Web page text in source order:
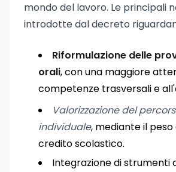
mondo del lavoro. Le principali
introdotte dal decreto
Riformulazione delle
orali, con una maggiore
competenze trasversali e
Valorizzazione del
individuale, mediante il
credito scolastico.
Integrazione di strumenti